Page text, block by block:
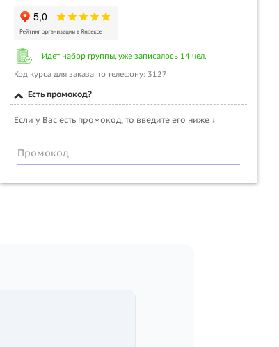
Идет набор группы, уже записалось 14 чел.
Код курса для заказа по телефону: 3127
Есть промокод?
Если у Вас есть промокод, то введите его ниже ↓
Промокод